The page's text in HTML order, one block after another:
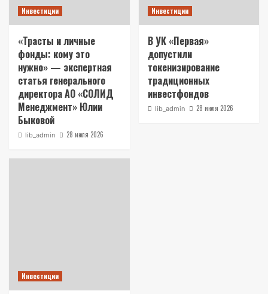
Инвестиции
«Трасты и личные
фонды: кому это
нужно» — экспертная
статья генерального
директора АО «СОЛИД
Менеджмент» Юлии
Быковой
lib_admin 28 июля 2026
Инвестиции
В УК «Первая»
допустили
токенизирование
традиционных
инвестфондов
lib_admin 28 июля 2026
Инвестиции